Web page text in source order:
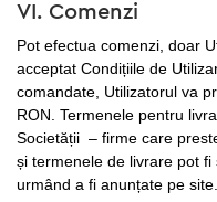
VI. Comenzi
Pot efectua comenzi, doar
acceptat Condițiile de
comandate, Utilizatorul va
RON. Termenele pentru
Societății – firme care
și termenele de livrare pot
urmând a fi anunțate pe site.